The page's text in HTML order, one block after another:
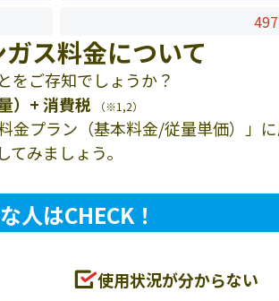
ス料金について
をご存知でしょうか？
）+ 消費税 （※1,2）
金プラン（基本料金/従量単価）」
みましょう。
人はCHECK！
使用状況が分からない